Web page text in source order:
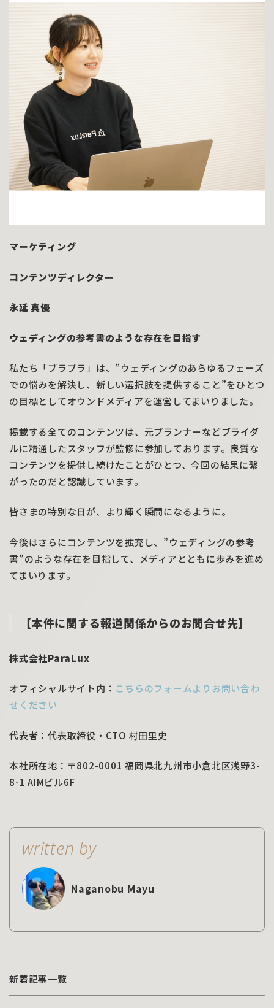
マーケティング
コンテンツディレクター
永延 真優
ウェディングの参考書のような存在を目指す
私たち「ブラプラ」は、”ウェディングのあらゆるフェーズ
での悩みを解決し、新しい選択肢を提供すること”をひとつ
の目標としてオウンドメディアを運営してまいりました。
掲載する全てのコンテンツは、元プランナーなどブライダ
ルに精通したスタッフが監修に参加しております。良質な
コンテンツを提供し続けたことがひとつ、今回の結果に繋
がったのだと認識しています。
皆さまの特別な日が、より輝く瞬間になるように。
今後はさらにコンテンツを拡充し、”ウェディングの参考
書”のような存在を目指して、メディアとともに歩みを進め
てまいります。
【本件に関する報道関係からのお問合せ先】
株式会社ParaLux
オフィシャルサイト内： こちらのフォームよりお問い合わ
せください
代表者：代表取締役・CTO 村田里史
本社所在地：〒802-0001 福岡県北九州市小倉北区浅野3-
8-1 AIMビル6F
written by
Naganobu Mayu
新着記事一覧